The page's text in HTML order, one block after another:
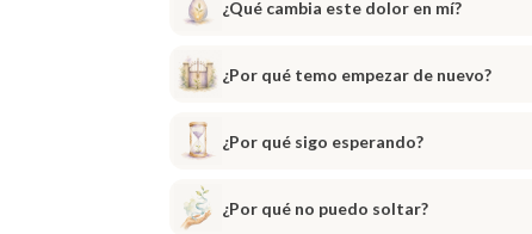
¿Qué cambia este dolor en mí?
¿Por qué temo empezar de nuevo?
¿Por qué sigo esperando?
¿Por qué no puedo soltar?